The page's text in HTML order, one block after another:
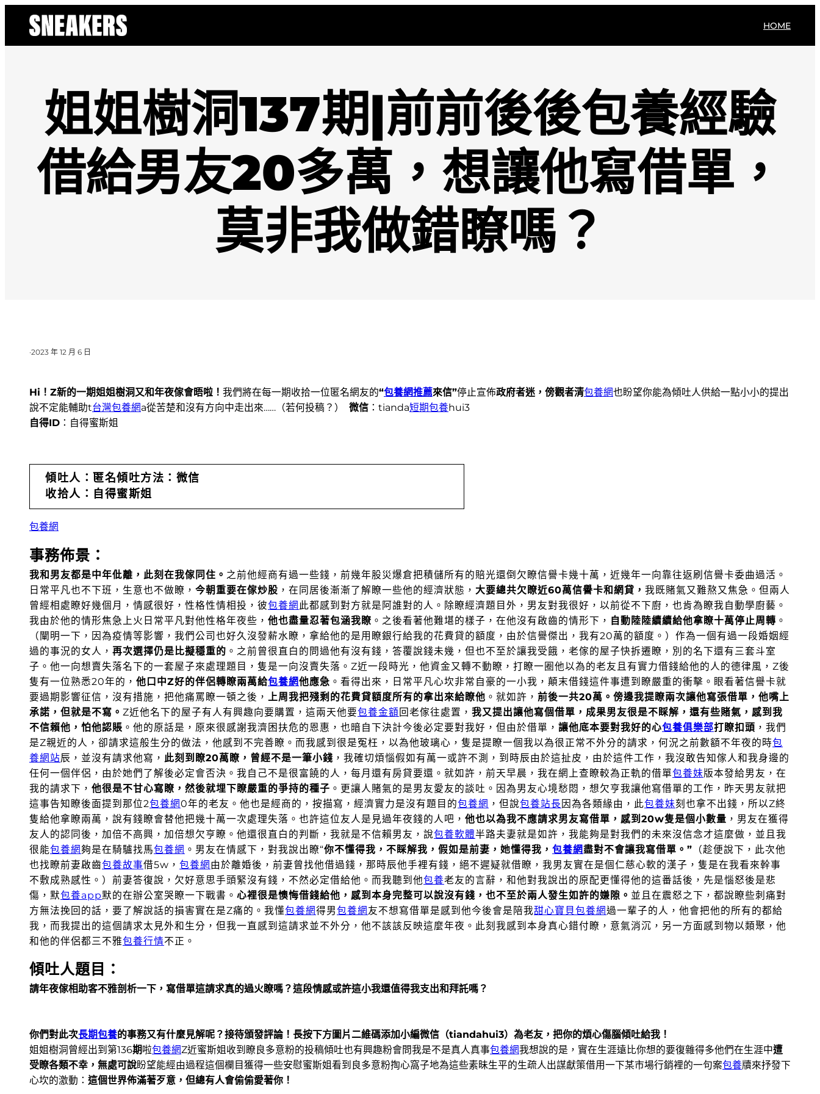
HOME
姐姐樹洞137期|前前後後包養經驗
借給男友20多萬，想讓他寫借單，
莫非我做錯瞭嗎？
·2023 年 12 月 6 日
Hi！Z新的一期姐姐樹洞又和年夜傢會晤啦！ 我們將在每一期收拾一位匿名網友的“包養網推薦來信”停止宣佈政府者迷，傍觀者清包養網也盼望你能為傾吐人供給一點小小的提出
說不定能輔助t台灣包養網a從苦楚和沒有方向中走出來…… （若何投稿？） 微信 ：tianda短期包養hui3
自得ID ：自得蜜斯姐
傾吐人：匿名傾吐方法：微信
收拾人：自得蜜斯姐
包養網
事務佈景：
我和男友都是中年仳離 ，此刻在我傢同住。 之前他經商有過一些錢，前幾年股災爆倉把積儲所有的賠光還倒欠瞭信譽卡幾十萬，近幾年一向靠往返刷信譽卡委曲過活。
日常平凡也不下班，生意也不做瞭， 今朝重要在傢炒股 ，在同居後漸漸了解瞭一些他的經濟狀態， 大要總共欠瞭近60萬信譽卡和網貸， 我既賭氣又難熬又焦急。但兩人
曾經相處瞭好幾個月，情感很好，性格性情相投，彼包養網 此都感到對方就是阿誰對的人。 除瞭經濟題目外，男友對我很好，以前從不下廚，也肯為瞭我自動學廚藝。
我由於他的情形焦急上火日常平凡對他性格年夜些， 他也盡量忍著包涵我瞭 。之後看著他難堪的樣子，在他沒有啟齒的情形下， 自動陸陸續續給他拿瞭十萬停止周轉 。
（闡明一下，因為疫情等影響，我們公司也好久沒發薪水瞭，拿給他的是用瞭銀行給我的花費貸的額度，由於信譽傑出，我有20萬的額度。） 作為一個有過一段婚姻經
過的事況的女人， 再次選擇仍是比擬穩重的 。之前曾很直白的問過他有沒有錢，答覆說錢未幾，但也不至於讓我受餓，老傢的屋子快拆遷瞭，別的名下還有三套斗室
子。 他一向想賣失落名下的一套屋子來處理題目，隻是一向沒賣失落。Z近一段時光，他資金又轉不動瞭，打瞭一圈他以為的老友且有實力借錢給他的人的德律風，Z後
隻有一位熟悉20年的， 他口中Z好的伴侶轉瞭兩萬給包養網他應急 。 看得出來，日常平凡心坎非常自豪的一小我，顛末借錢這件事遭到瞭嚴重的衝擊。眼看著信譽卡就
要過期影響征信，沒有措施，把他痛罵瞭一頓之後，
上周我把殘剩的花費貸額度所有的拿出來給瞭他 。就如許， 前後一共20萬。傍邊我提瞭兩次讓他寫張借單，他嘴上
承諾，但就是不寫。 Z近他名下的屋子有人有興趣向要購置，這兩天他要包養金額 回老傢往處置， 我又提出讓他寫個借單，成果男友很是不睬解，還有些賭氣，感到我
不信賴他，怕他認賬 。他的原話是，原來很感謝我濟困扶危的恩惠，也暗自下決計今後必定要對我好，但由於借單， 讓他底本要對我好的心包養俱樂部打瞭扣頭 ，我們
是Z親近的人，卻請求這般生分的做法，他感到不完善瞭。 而我感到很是冤枉，以為他玻璃心，隻是提瞭一個我以為很正常不外分的請求，何況之前數額不年夜的時包
養網站辰，並沒有請求他寫， 此刻到瞭20萬瞭，曾經不是一筆小錢 ，我確切煩惱假如有萬一或許不測，到時辰由於這扯皮，由於這件工作，我沒敢告知傢人和我身邊的
任何一個伴侶，由於她們了解後必定會否決。我自己不是很富饒的人，每月還有房貸要還。就如許，前天早晨，我在網上查瞭較為正軌的借單包養妹版本發給男友，在
我的請求下， 他很是不甘心寫瞭，然後就埋下瞭嚴重的爭持的種子 。 更讓人賭氣的是男友愛友的談吐。因為男友心境愁悶，想欠亨我讓他寫借單的工作，昨天男友就把
這事告知瞭後面提到那位2包養網0年的老友。他也是經商的，按描寫，經濟實力是沒有題目的包養網 ，但說包養站長 因為各類緣由，此包養妹刻也拿不出錢，所以Z終
隻給他拿瞭兩萬，說有錢瞭會替他把幾十萬一次處理失落。也許這位友人是見過年夜錢的人吧， 他也以為我不應請求男友寫借單，感到20w隻是個小數量 ，男友在獲得
友人的認同後，加倍不高興，加倍想欠亨瞭。 他還很直白的判斷，我就是不信賴男友，說包養軟體半路夫妻就是如許，我能夠是對我們的未來沒信念才這麼做，並且我
很能包養網夠是在騎驢找馬包養網 。男友在情感下，對我說出瞭“你不懂得我，不睬解我，假如是前妻，她懂得我， 包養網盡對不會讓我寫借單。” （趁便說下，此次他
也找瞭前妻啟齒包養故事借5w， 包養網 由於離婚後，前妻曾找他借過錢，那時辰他手裡有錢，絕不遲疑就借瞭，我男友實在是個仁慈心軟的漢子，隻是在我看來幹事
不敷成熟感性。）前妻答復說，欠好意思手頭緊沒有錢，不然必定借給他。而我聽到他包養老友的言辭，和他對我說出的原配更懂得他的這番話後，先是惱怒後是悲
傷，默包養app默的在辦公室哭瞭一下戰書。 心裡很是懊悔借錢給他，感到本身完整可以說沒有錢，也不至於兩人發生如許的嫌隙。 並且在震怒之下，都說瞭些刺痛對
方無法挽回的話，要了解說話的損害實在是Z痛的。我懂包養網得男包養網 友不想寫借單是感到他今後會是陪我甜心寶貝包養網過一輩子的人，他會把他的所有的都給
我，而我提出的這個請求太見外和生分，但我一直感到這請求並不外分，他不該該反映這麼年夜。此刻我感到本身真心錯付瞭，意氣消沉，另一方面感到物以類聚，他
和他的伴侶都三不雅包養行情不正。
傾吐人題目：
請年夜傢相助客不雅剖析一下，寫借單這請求真的過火瞭嗎？這段情感或許這小我還值得我支出和拜託嗎？
你們對此次長期包養的事務又有什麼見解呢？接待頒發評論！ 長按下方圖片二維碼添加小編微信（tiandahui3）為老友，把你的煩心傷腦傾吐給我！
姐姐樹洞曾經出到第136期啦包養網Z近蜜斯姐收到瞭良多意粉的投稿傾吐也有興趣粉會問我是不是真人真事包養網我想說的是，實在生涯遠比你想的要復雜得多他們在生涯中遭
受瞭各類不幸，無處可說盼望能經由過程這個欄目獲得一些安慰蜜斯姐看到良多意粉掏心窩子地為這些素昧生平的生疏人出謀獻策借用一下某市場行銷裡的一句案包養牘來抒發下
心坎的激動： 這個世界佈滿著歹意，但總有人會偷偷愛著你！